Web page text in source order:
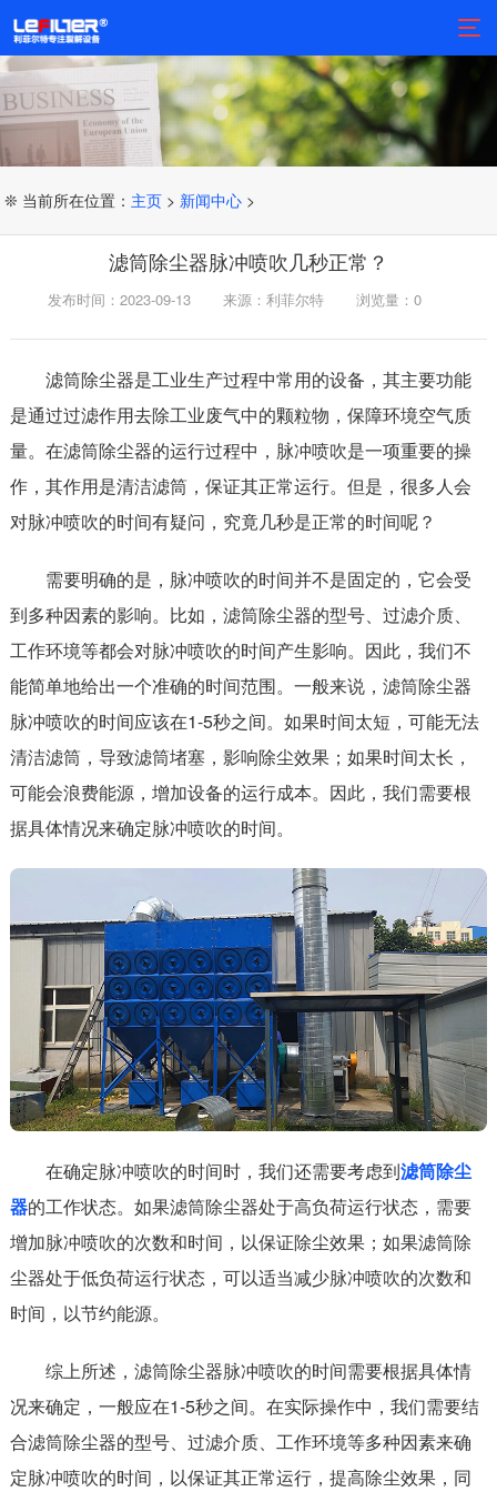
❊ 当前所在位置： 主页 > 新闻中心 >
滤筒除尘器脉冲喷吹几秒正常？
发布时间：2023-09-13 来源：利菲尔特 浏览量： 0
滤筒除尘器是工业生产过程中常用的设备，其主要功能
是通过过滤作用去除工业废气中的颗粒物，保障环境空气质
量。在滤筒除尘器的运行过程中，脉冲喷吹是一项重要的操
作，其作用是清洁滤筒，保证其正常运行。但是，很多人会
对脉冲喷吹的时间有疑问，究竟几秒是正常的时间呢？
需要明确的是，脉冲喷吹的时间并不是固定的，它会受
到多种因素的影响。比如，滤筒除尘器的型号、过滤介质、
工作环境等都会对脉冲喷吹的时间产生影响。因此，我们不
能简单地给出一个准确的时间范围。一般来说，滤筒除尘器
脉冲喷吹的时间应该在1-5秒之间。如果时间太短，可能无法
清洁滤筒，导致滤筒堵塞，影响除尘效果；如果时间太长，
可能会浪费能源，增加设备的运行成本。因此，我们需要根
据具体情况来确定脉冲喷吹的时间。
在确定脉冲喷吹的时间时，我们还需要考虑到滤筒除尘
器的工作状态。如果滤筒除尘器处于高负荷运行状态，需要
增加脉冲喷吹的次数和时间，以保证除尘效果；如果滤筒除
尘器处于低负荷运行状态，可以适当减少脉冲喷吹的次数和
时间，以节约能源。
综上所述，滤筒除尘器脉冲喷吹的时间需要根据具体情
况来确定，一般应在1-5秒之间。在实际操作中，我们需要结
合滤筒除尘器的型号、过滤介质、工作环境等多种因素来确
定脉冲喷吹的时间，以保证其正常运行，提高除尘效果，同